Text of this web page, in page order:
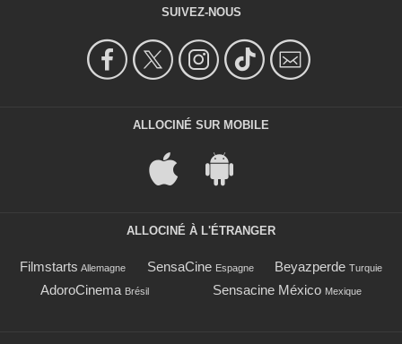
SUIVEZ-NOUS
ALLOCINÉ SUR MOBILE
ALLOCINÉ À L'ÉTRANGER
Filmstarts Allemagne SensaCine Espagne Beyazperde Turquie
AdoroCinema Brésil Sensacine México Mexique